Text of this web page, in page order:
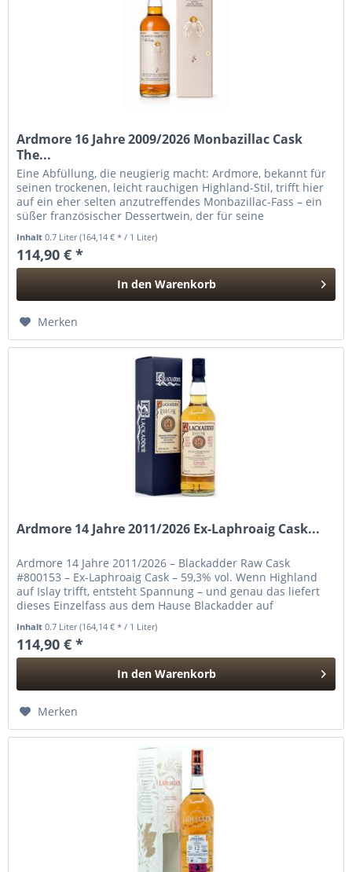
Ardmore 16 Jahre 2009/2026 Monbazillac Cask
The...
Eine Abfüllung, die neugierig macht: Ardmore, bekannt für
seinen trockenen, leicht rauchigen Highland-Stil, trifft hier
auf ein eher selten anzutreffendes Monbazillac-Fass – ein
süßer französischer Dessertwein, der für seine
Inhalt0.7 Liter(164,14 € * / 1 Liter)
114,90 € *
In den Warenkorb
Merken
Ardmore 14 Jahre 2011/2026 Ex-Laphroaig Cask...
Ardmore 14 Jahre 2011/2026 – Blackadder Raw Cask
#800153 – Ex-Laphroaig Cask – 59,3% vol. Wenn Highland
auf Islay trifft, entsteht Spannung – und genau das liefert
dieses Einzelfass aus dem Hause Blackadder auf
Inhalt0.7 Liter(164,14 € * / 1 Liter)
114,90 € *
In den Warenkorb
Merken